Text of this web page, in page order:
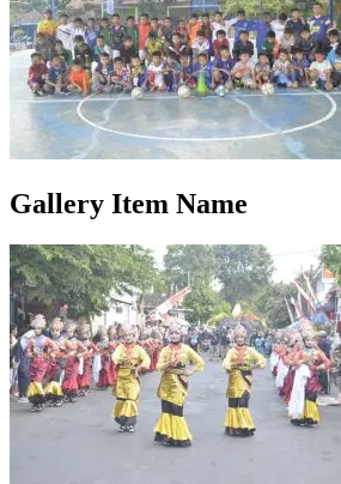
Gallery Item Name